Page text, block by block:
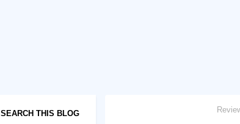
SEARCH THIS BLOG